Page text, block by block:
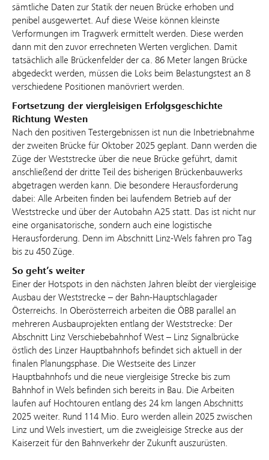
sämtliche Daten zur Statik der neuen Brücke erhoben und
penibel ausgewertet. Auf diese Weise können kleinste
Verformungen im Tragwerk ermittelt werden. Diese werden
dann mit den zuvor errechneten Werten verglichen. Damit
tatsächlich alle Brückenfelder der ca. 86 Meter langen Brücke
abgedeckt werden, müssen die Loks beim Belastungstest an 8
verschiedene Positionen manövriert werden.
Fortsetzung der viergleisigen Erfolgsgeschichte
Richtung Westen
Nach den positiven Testergebnissen ist nun die Inbetriebnahme
der zweiten Brücke für Oktober 2025 geplant. Dann werden die
Züge der Weststrecke über die neue Brücke geführt, damit
anschließend der dritte Teil des bisherigen Brückenbauwerks
abgetragen werden kann. Die besondere Herausforderung
dabei: Alle Arbeiten finden bei laufendem Betrieb auf der
Weststrecke und über der Autobahn A25 statt. Das ist nicht nur
eine organisatorische, sondern auch eine logistische
Herausforderung. Denn im Abschnitt Linz-Wels fahren pro Tag
bis zu 450 Züge.
So geht’s weiter
Einer der Hotspots in den nächsten Jahren bleibt der viergleisige
Ausbau der Weststrecke – der Bahn-Hauptschlagader
Österreichs. In Oberösterreich arbeiten die ÖBB parallel an
mehreren Ausbauprojekten entlang der Weststrecke: Der
Abschnitt Linz Verschiebebahnhof West – Linz Signalbrücke
östlich des Linzer Hauptbahnhofs befindet sich aktuell in der
finalen Planungsphase. Die Westseite des Linzer
Hauptbahnhofs und die neue viergleisige Strecke bis zum
Bahnhof in Wels befinden sich bereits in Bau. Die Arbeiten
laufen auf Hochtouren entlang des 24 km langen Abschnitts
2025 weiter. Rund 114 Mio. Euro werden allein 2025 zwischen
Linz und Wels investiert, um die zweigleisige Strecke aus der
Kaiserzeit für den Bahnverkehr der Zukunft auszurüsten.